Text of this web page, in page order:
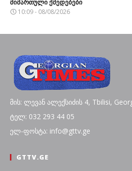
მიმართული ქმედებები
10:09 - 08/08/2026
მის: ლევან ალექსიძის 4, Tbilisi,
ტელ: 032 293 44 05
ელ-ფოსტა: info@gttv.ge
GTTV.GE